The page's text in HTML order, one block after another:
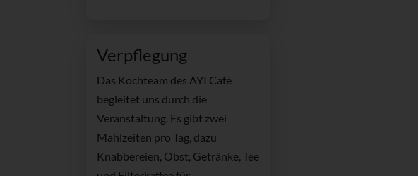
Verpflegung
Das Kochteam des AYI Café
begleitet uns durch die
Veranstaltung. Es gibt zwei
Mahlzeiten pro Tag, dazu
Knabbereien, Obst, Getränke, Tee